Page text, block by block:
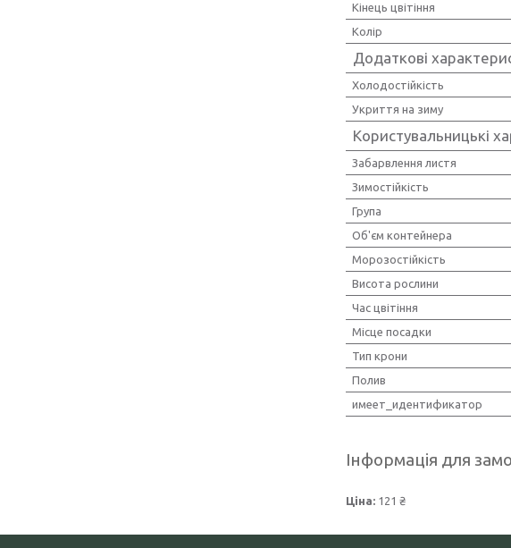
Кінець цвітіння
Колір
Додаткові
Холодостійкість
Укриття на зиму
Користувальницькі
Забарвлення листя
Зимостійкість
Група
Об'єм контейнера
Морозостійкість
Висота рослини
Час цвітіння
Місце посадки
Тип крони
Полив
имеет_идентификатор
Інформація для
Ціна: 121 ₴